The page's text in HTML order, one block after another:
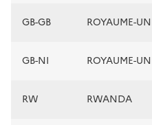
GB-GB ROYAUME-
GB-NI ROYAUME-
RW RWANDA